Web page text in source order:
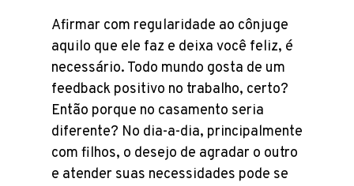
Afirmar com regularidade ao cônjuge
aquilo que ele faz e deixa você feliz, é
necessário. Todo mundo gosta de um
feedback positivo no trabalho, certo?
Então porque no casamento seria
diferente? No dia-a-dia, principalmente
com filhos, o desejo de agradar o outro
e atender suas necessidades pode se